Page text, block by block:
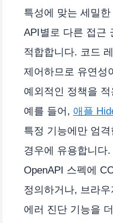
특성에 맞는 세밀
API별로 다른 접근
적합합니다. 코드
제어하므로 유연성
예외적인 정책을
예를 들어, 애플
특정 기능에만 엄
경우에 유용합니다
OpenAPI 스펙에
정의하거나, 브라
에러 진단 기능을